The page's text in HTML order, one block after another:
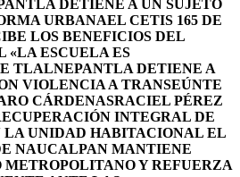
DETIENE A UN SUJETO
URBANAEL CETIS 165 DE
LOS BENEFICIOS DEL
«LA ESCUELA ES
TLALNEPANTLA DETIENE A
VIOLENCIA A TRANSEÚNTE
CÁRDENASRACIEL PÉREZ
INTEGRAL DE
UNIDAD HABITACIONAL EL
NAUCALPAN MANTIENE
Y REFUERZA